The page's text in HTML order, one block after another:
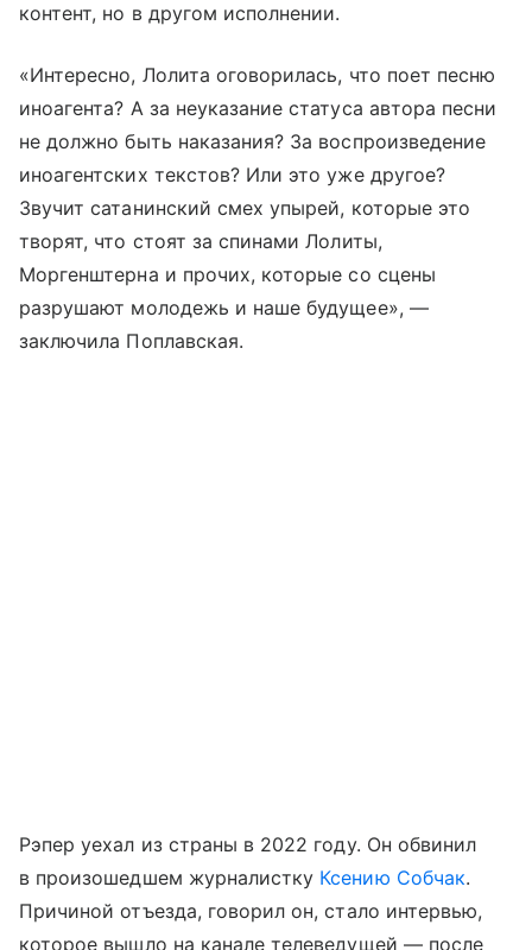
контент, но в другом исполнении.
«Интересно, Лолита оговорилась, что поет песню
иноагента? А за неуказание статуса автора песни
не должно быть наказания? За воспроизведение
иноагентских текстов? Или это уже другое?
Звучит сатанинский смех упырей, которые это
творят, что стоят за спинами Лолиты,
Моргенштерна и прочих, которые со сцены
разрушают молодежь и наше будущее», —
заключила Поплавская.
Рэпер уехал из страны в 2022 году. Он обвинил
в произошедшем журналистку Ксению Собчак.
Причиной отъезда, говорил он, стало интервью,
которое вышло на канале телеведущей — после